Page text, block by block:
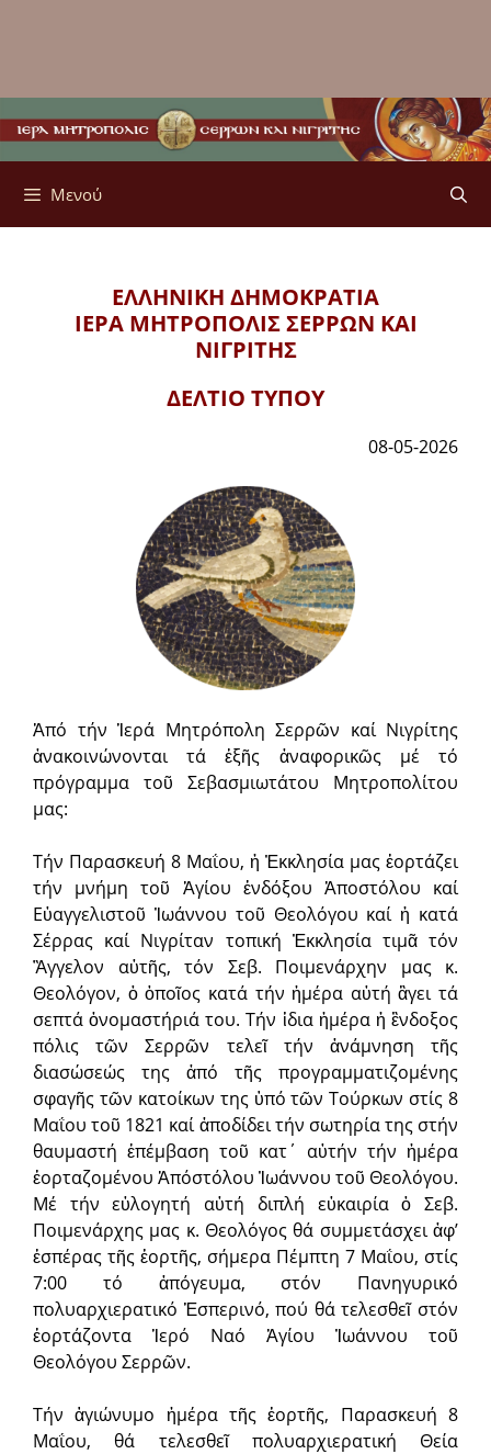
Μενού
ΕΛΛΗΝΙΚΗ ΔΗΜΟΚΡΑΤΙΑ
ΙΕΡΑ ΜΗΤΡΟΠΟΛΙΣΣΕΡΡΩΝ ΚΑΙ
ΝΙΓΡΙΤΗΣ
ΔΕΛΤΙΟ ΤΥΠΟΥ
08-05-2026
Ἀπό τήν Ἱερά Μητρόπολη Σερρῶν καί Νιγρίτης
ἀνακοινώνονται τά ἑξῆς ἀναφορικῶς μέ τό
πρόγραμμα τοῦ Σεβασμιωτάτου Μητροπολίτου
μας:
Τήν Παρασκευή 8 Μαΐου, ἡ Ἐκκλησία μας ἑορτάζει
τήν μνήμη τοῦ Ἁγίου ἐνδόξου Ἀποστόλου καί
Εὐαγγελιστοῦ Ἰωάννου τοῦ Θεολόγου καί ἡ κατά
Σέρρας καί Νιγρίταν τοπική Ἐκκλησία τιμᾶ τόν
Ἂγγελον αὐτῆς, τόν Σεβ. Ποιμενάρχην μας κ.
Θεολόγον, ὁ ὁποῖος κατά τήν ἡμέρα αὐτή ἂγει τά
σεπτά ὀνομαστήριά του. Τήν ἱδια ἡμέρα ἡ ἒνδοξος
πόλις τῶν Σερρῶν τελεῖ τήν ἀνάμνηση τῆς
διασώσεώς της ἀπό τῆς προγραμματιζομένης
σφαγῆς τῶν κατοίκων της ὑπό τῶν Τούρκων στίς 8
Μαΐου τοῦ 1821 καί ἀποδίδει τήν σωτηρία της στήν
θαυμαστή ἐπέμβαση τοῦ κατ΄ αὐτήν τήν ἡμέρα
ἑορταζομένου Ἀπόστόλου Ἰωάννου τοῦ Θεολόγου.
Μέ τήν εὐλογητή αὐτή διπλή εὐκαιρία ὁ Σεβ.
Ποιμενάρχης μας κ. Θεολόγος θά συμμετάσχει ἀφ’
ἑσπέρας τῆς ἑορτῆς, σήμερα Πέμπτη 7 Μαΐου, στίς
7:00 τό ἀπόγευμα, στόν Πανηγυρικό
πολυαρχιερατικό Ἑσπερινό, πού θά τελεσθεῖ στόν
ἑορτάζοντα Ἱερό Ναό Ἁγίου Ἰωάννου τοῦ
Θεολόγου Σερρῶν.
Τήν ἁγιώνυμο ἡμέρα τῆς ἑορτῆς, Παρασκευή 8
Μαΐου, θά τελεσθεῖ πολυαρχιερατική Θεία